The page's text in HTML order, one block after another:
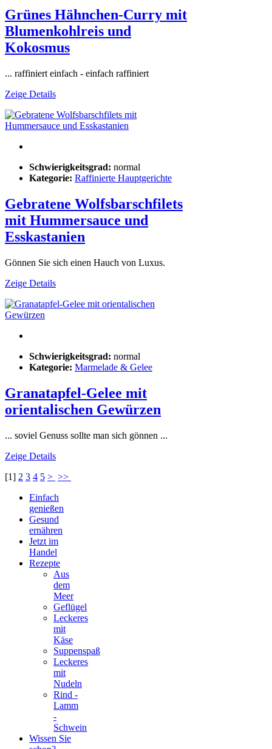
Grünes Hähnchen-Curry mit
Blumenkohlreis und
Kokosmus
... raffiniert einfach - einfach raffiniert
Zeige Details
Schwierigkeitsgrad: normal
Kategorie: Raffinierte Hauptgerichte
Gebratene Wolfsbarschfilets
mit Hummersauce und
Esskastanien
Gönnen Sie sich einen Hauch von Luxus.
Zeige Details
Schwierigkeitsgrad: normal
Kategorie: Marmelade & Gelee
Granatapfel-Gelee mit
orientalischen Gewürzen
... soviel Genuss sollte man sich gönnen ...
Zeige Details
[1] 2 3 4 5 > >>
Einfach
genießen
Gesund
ernähren
Jetzt im
Handel
Rezepte
Aus
dem
Meer
Geflügel
Leckeres
mit
Käse
Suppenspaß
Leckeres
mit
Nudeln
Rind -
Lamm
-
Schwein
Wissen Sie